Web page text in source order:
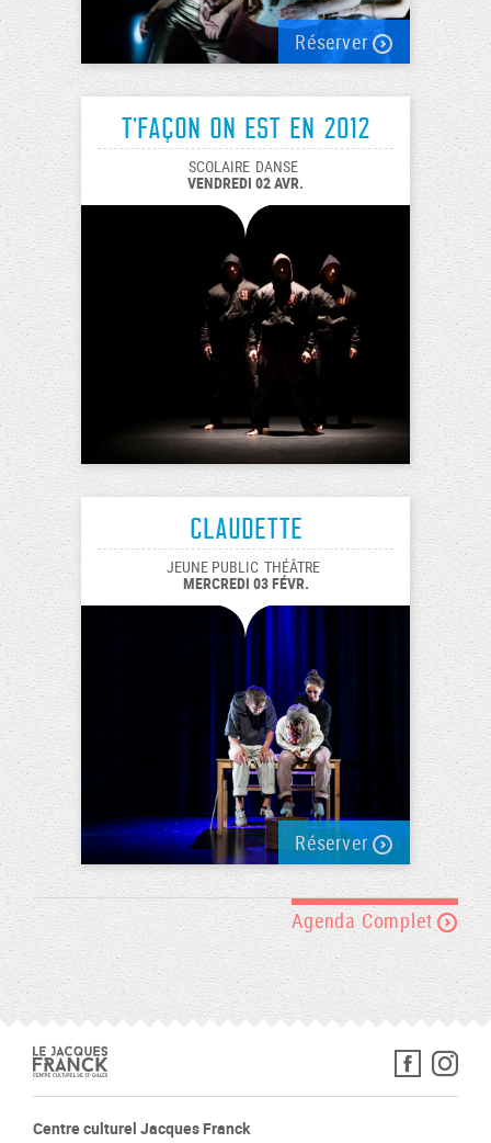
Réserver
T'Façon on est en 2012
SCOLAIRE DANSE
VENDREDI 02 AVR.
Claudette
JEUNE PUBLIC THÉÂTRE
MERCREDI 03 FÉVR.
Réserver
Agenda Complet
Centre culturel Jacques Franck